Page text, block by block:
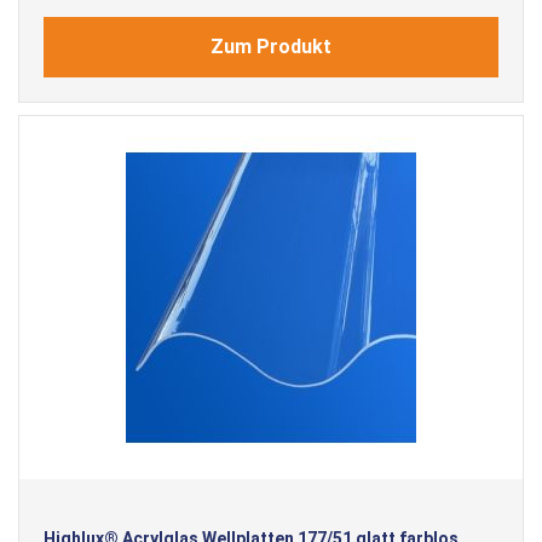
Zum Produkt
Highlux® Acrylglas Wellplatten 177/51 glatt farblos